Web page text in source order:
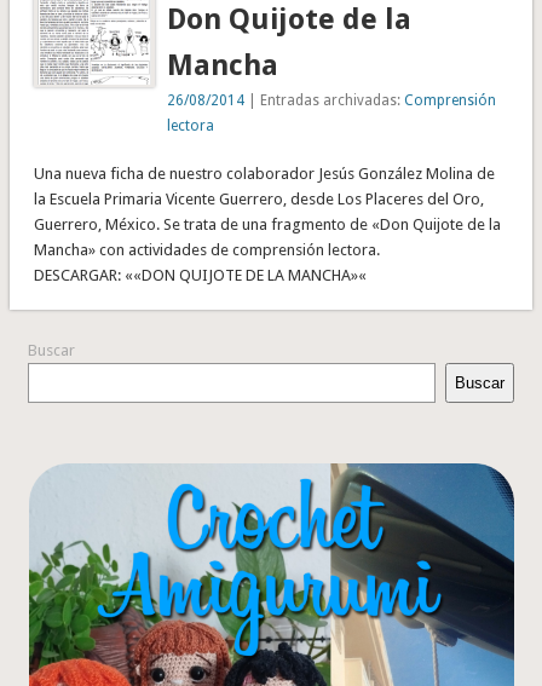
Don Quijote de la
Mancha
26/08/2014 | Entradas archivadas:Comprensión
lectora
Una nueva ficha de nuestro colaborador Jesús González Molina de
la Escuela Primaria Vicente Guerrero, desde Los Placeres del Oro,
Guerrero, México. Se trata de una fragmento de «Don Quijote de la
Mancha» con actividades de comprensión lectora.
DESCARGAR: ««DON QUIJOTE DE LA MANCHA»«
Buscar
Buscar